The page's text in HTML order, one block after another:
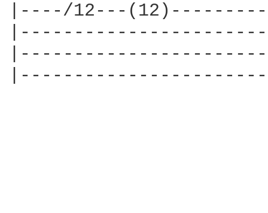
|----/12---